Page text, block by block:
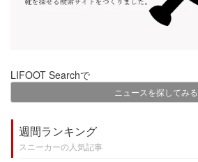
LIFOOT Searchで
ニュースを探してみる
週間ランキング
スニーカーの人気記事